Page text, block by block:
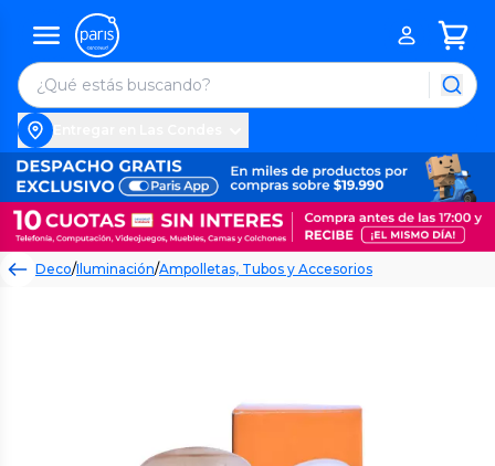
Deco/Iluminación/Ampolletas, Tubos y Accesorios